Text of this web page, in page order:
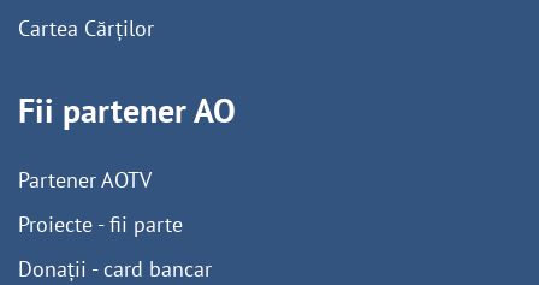
Cartea Cărților
Fii partener AO
Partener AOTV
Proiecte - fii parte
Donații - card bancar